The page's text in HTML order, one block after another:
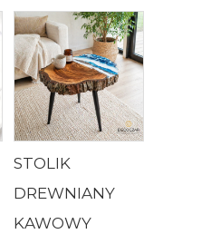
STOLIK
DREWNIANY
KAWOWY